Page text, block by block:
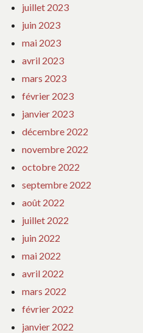
juillet 2023
juin 2023
mai 2023
avril 2023
mars 2023
février 2023
janvier 2023
décembre 2022
novembre 2022
octobre 2022
septembre 2022
août 2022
juillet 2022
juin 2022
mai 2022
avril 2022
mars 2022
février 2022
janvier 2022